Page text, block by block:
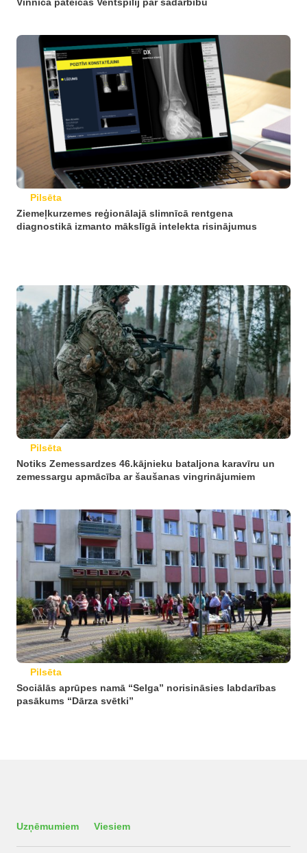
Pilsēta
Ziemeļkurzemes reģionālajā slimnīcā rentgena
diagnostikā izmanto mākslīgā intelekta risinājumus
Pilsēta
Notiks Zemessardzes 46.kājnieku bataljona karavīru un
zemessargu apmācība ar šaušanas vingrinājumiem
Pilsēta
Sociālās aprūpes namā “Selga” norisināsies labdarības
pasākums “Dārza svētki”
Uzņēmumiem Viesiem